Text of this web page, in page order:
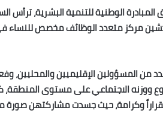
المبادرة الوطنية للتنمية البشرية،
الجاري، مراسيم تدشين مركز متعدد الوظائف
من المسؤولين الإقليميين والمحليين،
الاجتماعي على مستوى المنطقة،
وكرامة، حيث جسدت مشاركتهن صورة